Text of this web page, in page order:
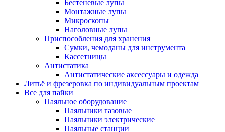
Бестеневые лупы
Монтажные лупы
Микроскопы
Наголовные лупы
Приспособления для хранения
Сумки, чемоданы для инструмента
Кассетницы
Антистатика
Антистатические аксессуары и одежда
Литьё и фрезеровка по индивидуальным проектам
Все для пайки
Паяльное оборудование
Паяльники газовые
Паяльники электрические
Паяльные станции